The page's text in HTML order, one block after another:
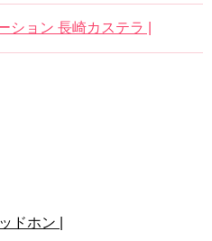
ション 長崎カステラ |
ドホン |